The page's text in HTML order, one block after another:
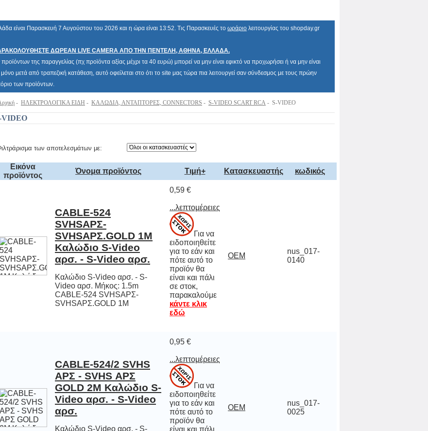
είναι Παρασκευή 7 Αυγούστου του 2026 και η ώρα είναι 13:52. Τις Παρασκευές το ωράριο λειτουργίας του shopday.gr
ΔΩΡΕΑΝ LIVE CAMERA ΑΠΟ ΤΗΝ ΠΕΝΤΕΛΗ, ΑΘΗΝΑ, ΕΛΛΑΔΑ.
της παραγγελίας (πχ προϊόντα αξίας μέχρι τα 40 ευρώ) μπορεί να μην είναι εφικτό να προχωρήσει ή να μην είναι
μετά από τραπεζική κατάθεση, αυτό οφείλεται στο ότι το site μας τώρα πια λειτουργεί σαν σύνδεσμος με τους πρώην
των προϊόντων.
- ΗΛΕΚΤΡΟΛΟΓΙΚΑ ΕΙΔΗ - ΚΑΛΩΔΙΑ, ΑΝΤΑΠΤΟΡΕΣ, CONNECTORS - S-VIDEO SCART RCA - S-VIDEO
VIDEO
των αποτελεσμάτων με:
Εικόνα
προϊόντος
Όνομα προϊόντος Τιμή+ Κατασκευαστής κωδικός
CABLE-524
SVHSΑΡΣ-
SVHSΑΡΣ.GOLD 1M
Καλώδιο S-Video
αρσ. - S-Video αρσ.
Καλώδιο S-Video αρσ. - S-
Video αρσ. Μήκος: 1.5m
CABLE-524 SVHSΑΡΣ-
SVHSΑΡΣ.GOLD 1M
0,59 €
...λεπτομέρειες
Για να
ειδοποιηθείτε
για το εάν και
πότε αυτό το
προϊόν θα
είναι και πάλι
σε στοκ,
παρακαλούμε
κάντε κλικ
εδώ
OEM
nus_017-
0140
CABLE-524/2 SVHS
ΑΡΣ - SVHS ΑΡΣ
GOLD 2M Καλώδιο S-
Video αρσ. - S-Video
αρσ.
Καλώδιο S-Video αρσ. - S-
Video αρσ. Μήκος: 2m
CABLE-524/2 SVHS ΑΡΣ -
0,95 €
...λεπτομέρειες
Για να
ειδοποιηθείτε
για το εάν και
πότε αυτό το
προϊόν θα
είναι και πάλι
σε στοκ,
OEM
nus_017-
0025